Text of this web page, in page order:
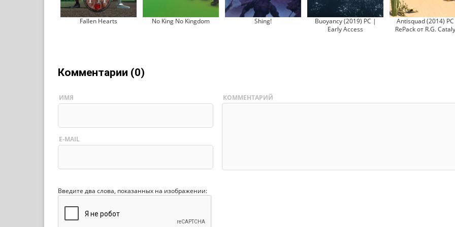
Fallen Hearts No King No Kingdom Shing!
Buoyancy (2019) PC |
Early Access
Antisquad (2014)
RePack от R.G.
Комментарии (0)
ИМЯ
E-MAIL
КОММЕНТАРИЙ
Введите два слова, показанных на изображении: